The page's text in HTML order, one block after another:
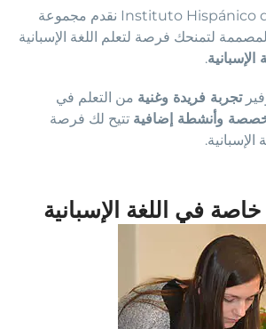
في معهد Instituto Hispánico de Murcia نقدم مجموعة
لتمنحك فرصة لتعلم اللغة الإسبانية
الإسبانية.
تجربة فريدة وغنيةمن التعلم في
وأنشطة إضافيةتتيح لك فرصة
في اللغة الإسبانية
السعر
الحالي
هو:
995,00 €.